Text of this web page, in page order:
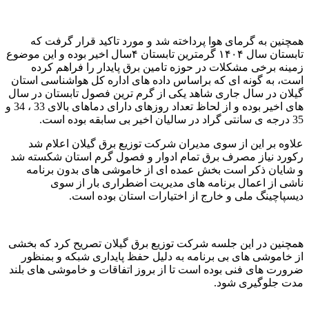
همچنین به گرمای هوا پرداخته شد و مورد تاکید قرار گرفت که
تابستان سال ۱۴۰۴ گرمترین تابستان ۴سال اخیر بوده و این موضوع
زمینه برخی مشکلات در حوزه تامین برق پایدار را فراهم کرده
است، به گونه ای که براساس داده های اداره کل هواشناسی استان
گیلان در سال جاری شاهد یکی از گرم ترین فصول تابستان در سال
های اخیر بوده و از لحاظ تعداد روزهای دارای دماهای بالای 33 ، 34 و
35 درجه ی سانتی گراد در سالیان اخیر بی سابقه بوده است.
علاوه بر این از سوی مدیران شرکت توزیع برق گیلان اعلام شد
رکورد نیاز مصرف برق تمام ادوار و فصول گرم استان شکسته شد
و شایان ذکر است بخش عمده ای از خاموشی های بدون برنامه
ناشی از اعمال برنامه های مدیریت اضطراری بار از سوی
دیسپاچینگ ملی و خارج از اختیارات استان بوده است.
همچنین در این جلسه شرکت توزیع برق گیلان تصریح کرد که بخشی
از خاموشی های بی برنامه به دلیل حفظ پایداری شبکه و بمنظور
ضرورت های فنی بوده است تا از بروز اتفاقات و خاموشی های بلند
مدت جلوگیری شود.